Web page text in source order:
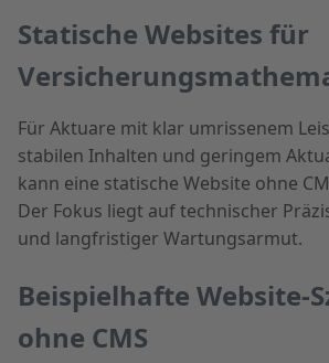
Statische Websites für
Für Aktuare mit klar umrissenem
stabilen Inhalten und geringem
kann eine statische Website ohne
Der Fokus liegt auf technischer
und langfristiger Wartungsarmut.
Beispielhafte Website-
ohne CMS